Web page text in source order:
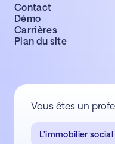
Contact
Démo
Carrières
Plan du site
Vous êtes un
L'immobilier social